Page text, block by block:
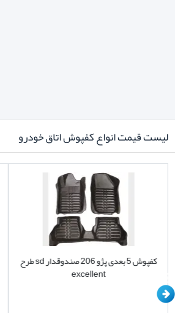
لیست قیمت انواع کفپوش اتاق خودرو
کفپوش 5 بعدی پژو 206 صندوقدار sd طرح
excellent